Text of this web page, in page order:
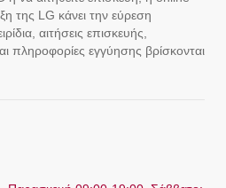
της LG κάνει την εύρεση
αιτήσεις επισκευής,
πληροφορίες εγγύησης βρίσκονται